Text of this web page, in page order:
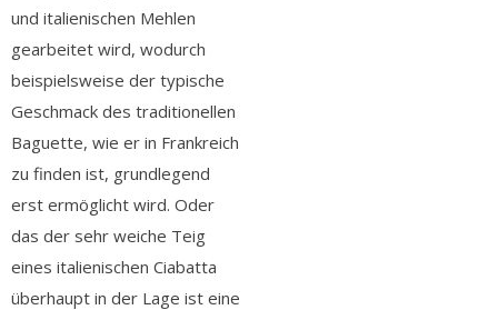
und italienischen Mehlen
gearbeitet wird, wodurch
beispielsweise der typische
Geschmack des traditionellen
Baguette, wie er in Frankreich
zu finden ist, grundlegend
erst ermöglicht wird. Oder
das der sehr weiche Teig
eines italienischen Ciabatta
überhaupt in der Lage ist eine